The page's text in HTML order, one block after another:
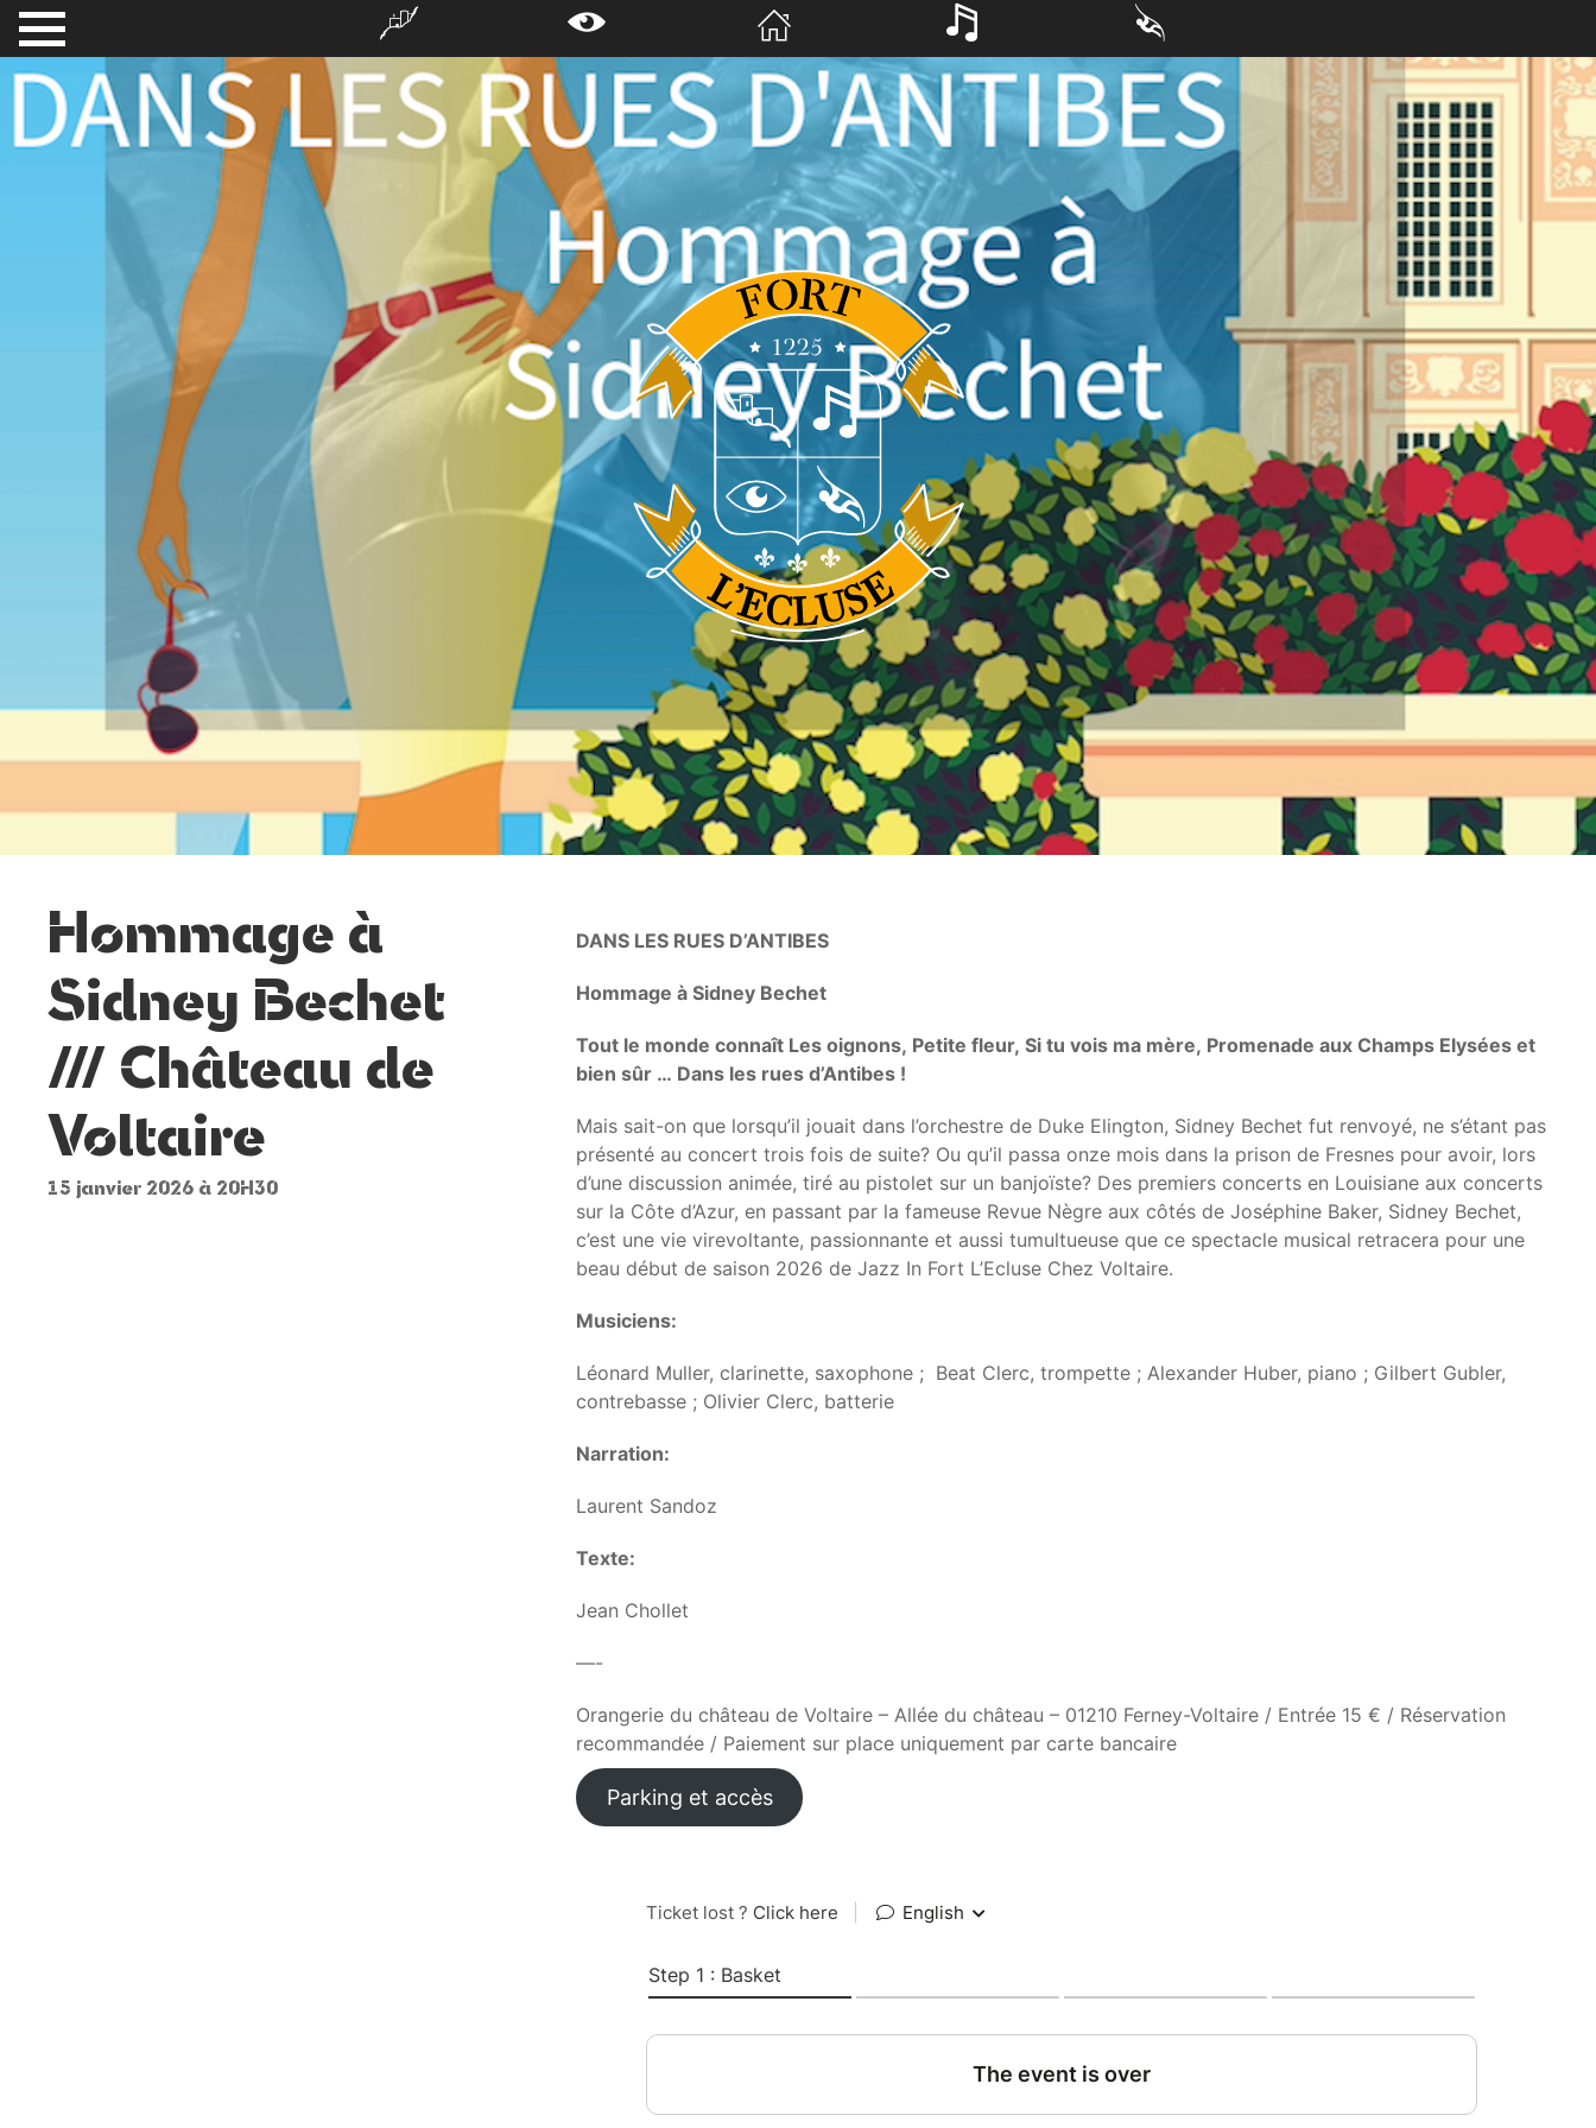
Hommage à
Sidney Bechet
/// Château de
Voltaire
15 janvier 2026 à 20H30
DANS LES RUES D’ANTIBES
Hommage à Sidney Bechet
Tout le monde connaît Les oignons, Petite fleur, Si tu vois ma mère, Promenade aux Champs Elysées et
bien sûr … Dans les rues d’Antibes !
Mais sait-on que lorsqu’il jouait dans l’orchestre de Duke Elington, Sidney Bechet fut renvoyé, ne s’étant pas
présenté au concert trois fois de suite? Ou qu’il passa onze mois dans la prison de Fresnes pour avoir, lors
d’une discussion animée, tiré au pistolet sur un banjoïste? Des premiers concerts en Louisiane aux concerts
sur la Côte d’Azur, en passant par la fameuse Revue Nègre aux côtés de Joséphine Baker, Sidney Bechet,
c’est une vie virevoltante, passionnante et aussi tumultueuse que ce spectacle musical retracera pour une
beau début de saison 2026 de Jazz In Fort L’Ecluse Chez Voltaire.
Musiciens:
Léonard Muller, clarinette, saxophone ; Beat Clerc, trompette ; Alexander Huber, piano ; Gilbert Gubler,
contrebasse ; Olivier Clerc, batterie
Narration:
Laurent Sandoz
Texte:
Jean Chollet
—-
Orangerie du château de Voltaire – Allée du château – 01210 Ferney-Voltaire / Entrée 15 € / Réservation
recommandée / Paiement sur place uniquement par carte bancaire
Parking et accès